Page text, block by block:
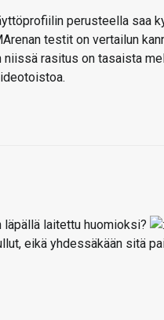
perusteella saa
testit on vertailun
niissä rasitus on tasaista
laitettu huomioksi?
eikä yhdessäkään sitä